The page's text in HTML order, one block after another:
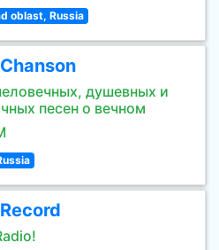
oblast, Russia
душевных и
песен о вечном